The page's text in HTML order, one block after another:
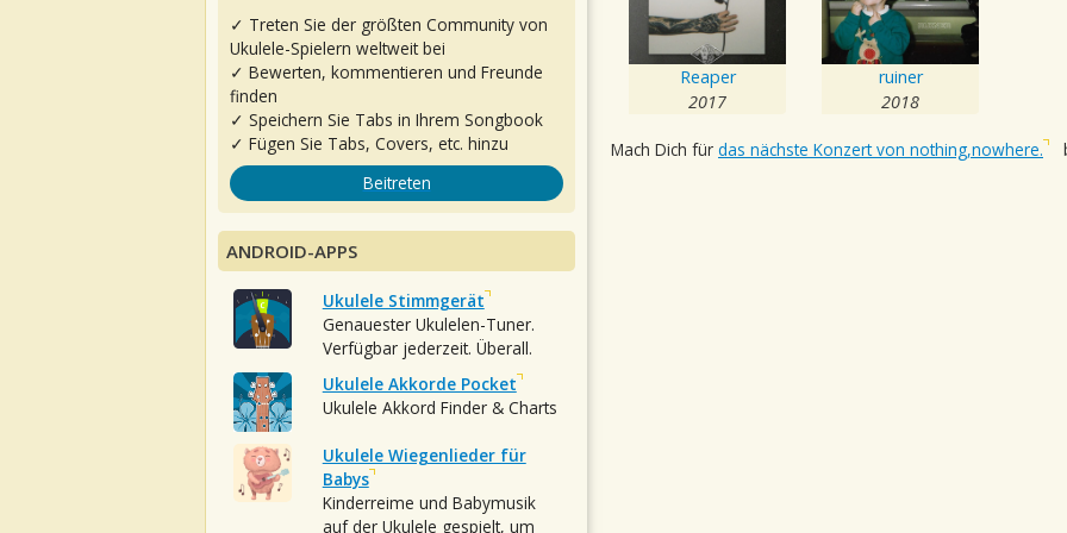
Reaper
2017
ruiner
2018
Mach Dich für das nächste Konzert von nothing,nowhere.
✓ Treten Sie der größten Community von
Ukulele-Spielern weltweit bei
✓ Bewerten, kommentieren und Freunde
finden
✓ Speichern Sie Tabs in Ihrem Songbook
✓ Fügen Sie Tabs, Covers, etc. hinzu
Beitreten
ANDROID-APPS
Ukulele Stimmgerät
Genauester Ukulelen-Tuner.
Verfügbar jederzeit. Überall.
Ukulele Akkorde Pocket
Ukulele Akkord Finder & Charts
Ukulele Wiegenlieder für
Babys
Kinderreime und Babymusik
auf der Ukulele gespielt, um